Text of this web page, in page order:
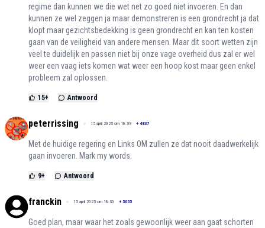
regime dan kunnen we die wet net zo goed niet invoeren. En dan
kunnen ze wel zeggen ja maar demonstreren is een grondrecht ja dat
klopt maar gezichtsbedekking is geen grondrecht en kan ten kosten
gaan van de veiligheid van andere mensen. Maar dit soort wetten zijn
veel te duidelijk en passen niet bij onze vage overheid dus zal er wel
weer een vaag iets komen wat weer een hoop kost maar geen enkel
probleem zal oplossen.
15+ Antwoord
peterrissing 15 april 2025 om 18:39 + 4837
Met de huidige regering en Links OM zullen ze dat nooit daadwerkelijk
gaan invoeren. Mark my words.
9+ Antwoord
franckin 15 april 2025 om 18:30 + 5055
Goed plan, maar waar het zoals gewoonlijk weer aan gaat schorten